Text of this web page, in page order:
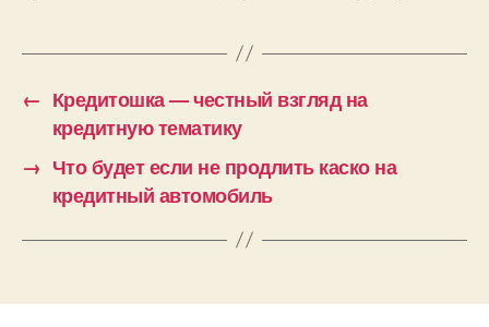
← Кредитошка — честный взгляд на
кредитную тематику
→ Что будет если не продлить каско на
кредитный автомобиль